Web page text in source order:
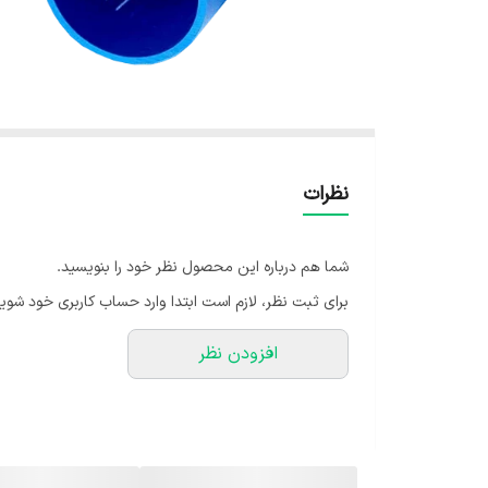
نظرات
شما هم درباره این محصول نظر خود را بنویسید.
برای ثبت نظر، لازم است ابتدا وارد حساب کاربری خود
افزودن نظر